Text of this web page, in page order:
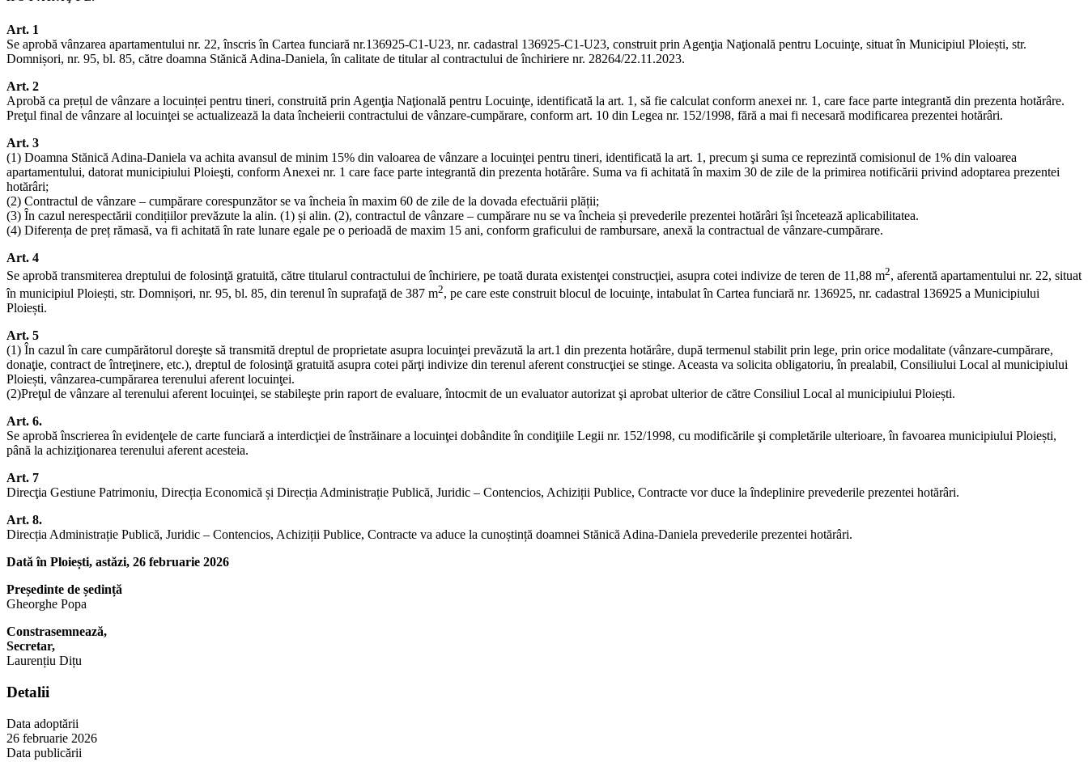
Art. 1
Se aprobă vânzarea apartamentului nr. 22, înscris în Cartea funciară nr.136925-C1-U23, nr. cadastral 136925-C1-U23, construit prin Agenţia Naţională pentru Locuinţe, situat în Municipiul Ploiești, str.
Domnișori, nr. 95, bl. 85, către doamna Stănică Adina-Daniela, în calitate de titular al contractului de închiriere nr. 28264/22.11.2023.
Art. 2
Aprobă ca prețul de vânzare a locuinței pentru tineri, construită prin Agenţia Naţională pentru Locuinţe, identificată la art. 1, să fie calculat conform anexei nr. 1, care face parte integrantă din prezenta hotărâre.
Preţul final de vânzare al locuinţei se actualizează la data încheierii contractului de vânzare-cumpărare, conform art. 10 din Legea nr. 152/1998, fără a mai fi necesară modificarea prezentei hotărâri.
Art. 3
(1) Doamna Stănică Adina-Daniela va achita avansul de minim 15% din valoarea de vânzare a locuinţei pentru tineri, identificată la art. 1, precum şi suma ce reprezintă comisionul de 1% din valoarea
apartamentului, datorat municipiului Ploieşti, conform Anexei nr. 1 care face parte integrantă din prezenta hotărâre. Suma va fi achitată în maxim 30 de zile de la primirea notificării privind adoptarea prezentei
hotărâri;
(2) Contractul de vânzare – cumpărare corespunzător se va încheia în maxim 60 de zile de la dovada efectuării plății;
(3) În cazul nerespectării condițiilor prevăzute la alin. (1) și alin. (2), contractul de vânzare – cumpărare nu se va încheia și prevederile prezentei hotărâri își încetează aplicabilitatea.
(4) Diferența de preț rămasă, va fi achitată în rate lunare egale pe o perioadă de maxim 15 ani, conform graficului de rambursare, anexă la contractual de vânzare-cumpărare.
Art. 4
Se aprobă transmiterea dreptului de folosinţă gratuită, către titularul contractului de închiriere, pe toată durata existenţei construcţiei, asupra cotei indivize de teren de 11,88 m2, aferentă apartamentului nr. 22, situat
în municipiul Ploiești, str. Domnișori, nr. 95, bl. 85, din terenul în suprafaţă de 387 m2, pe care este construit blocul de locuinţe, intabulat în Cartea funciară nr. 136925, nr. cadastral 136925 a Municipiului
Ploiești.
Art. 5
(1) În cazul în care cumpărătorul doreşte să transmită dreptul de proprietate asupra locuinţei prevăzută la art.1 din prezenta hotărâre, după termenul stabilit prin lege, prin orice modalitate (vânzare-cumpărare,
donaţie, contract de întreţinere, etc.), dreptul de folosinţă gratuită asupra cotei părţi indivize din terenul aferent construcţiei se stinge. Aceasta va solicita obligatoriu, în prealabil, Consiliului Local al municipiului
Ploiești, vânzarea-cumpărarea terenului aferent locuinţei.
(2)Preţul de vânzare al terenului aferent locuinţei, se stabileşte prin raport de evaluare, întocmit de un evaluator autorizat şi aprobat ulterior de către Consiliul Local al municipiului Ploiești.
Art. 6.
Se aprobă înscrierea în evidenţele de carte funciară a interdicţiei de înstrăinare a locuinţei dobândite în condiţiile Legii nr. 152/1998, cu modificările şi completările ulterioare, în favoarea municipiului Ploiești,
până la achiziţionarea terenului aferent acesteia.
Art. 7
Direcţia Gestiune Patrimoniu, Direcția Economică și Direcția Administrație Publică, Juridic – Contencios, Achiziții Publice, Contracte vor duce la îndeplinire prevederile prezentei hotărâri.
Art. 8.
Direcția Administrație Publică, Juridic – Contencios, Achiziții Publice, Contracte va aduce la cunoștință doamnei Stănică Adina-Daniela prevederile prezentei hotărâri.
Dată în Ploiești, astăzi, 26 februarie 2026
Președinte de ședință
Gheorghe Popa
Constrasemnează,
Secretar,
Laurențiu Dițu
Detalii
Data adoptării
26 februarie 2026
Data publicării